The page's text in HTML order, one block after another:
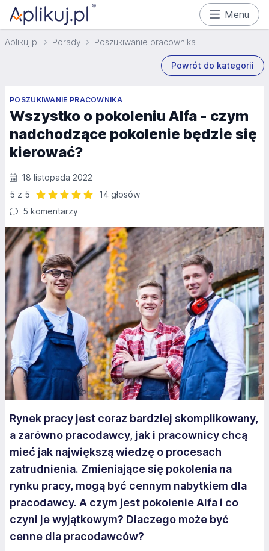
Menu
Aplikuj.pl Porady Poszukiwanie pracownika
Powrót do kategorii
POSZUKIWANIE PRACOWNIKA
Wszystko o pokoleniu Alfa - czym
nadchodzące pokolenie będzie się
kierować?
18 listopada 2022
5 z 5
14 głosów
5 komentarzy
Rynek pracy jest coraz bardziej skomplikowany,
a zarówno pracodawcy, jak i pracownicy chcą
mieć jak największą wiedzę o procesach
zatrudnienia. Zmieniające się pokolenia na
rynku pracy, mogą być cennym nabytkiem dla
pracodawcy. A czym jest pokolenie Alfa i co
czyni je wyjątkowym? Dlaczego może być
cenne dla pracodawców?